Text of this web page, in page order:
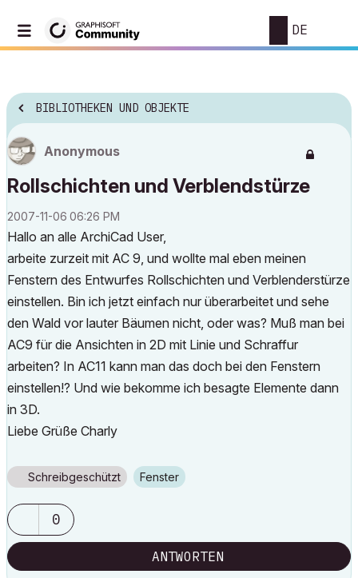
DE
BIBLIOTHEKEN UND OBJEKTE
Anonymous
Rollschichten und Verblendstürze
‎2007-11-06 06:26 PM
Hallo an alle ArchiCad User,
arbeite zurzeit mit AC 9, und wollte mal eben meinen
Fenstern des Entwurfes Rollschichten und Verblenderstürze
einstellen. Bin ich jetzt einfach nur überarbeitet und sehe
den Wald vor lauter Bäumen nicht, oder was? Muß man bei
AC9 für die Ansichten in 2D mit Linie und Schraffur
arbeiten? In AC11 kann man das doch bei den Fenstern
einstellen!? Und wie bekomme ich besagte Elemente dann
in 3D.
Liebe Grüße Charly
Schreibgeschützt Fenster
0
ANTWORTEN